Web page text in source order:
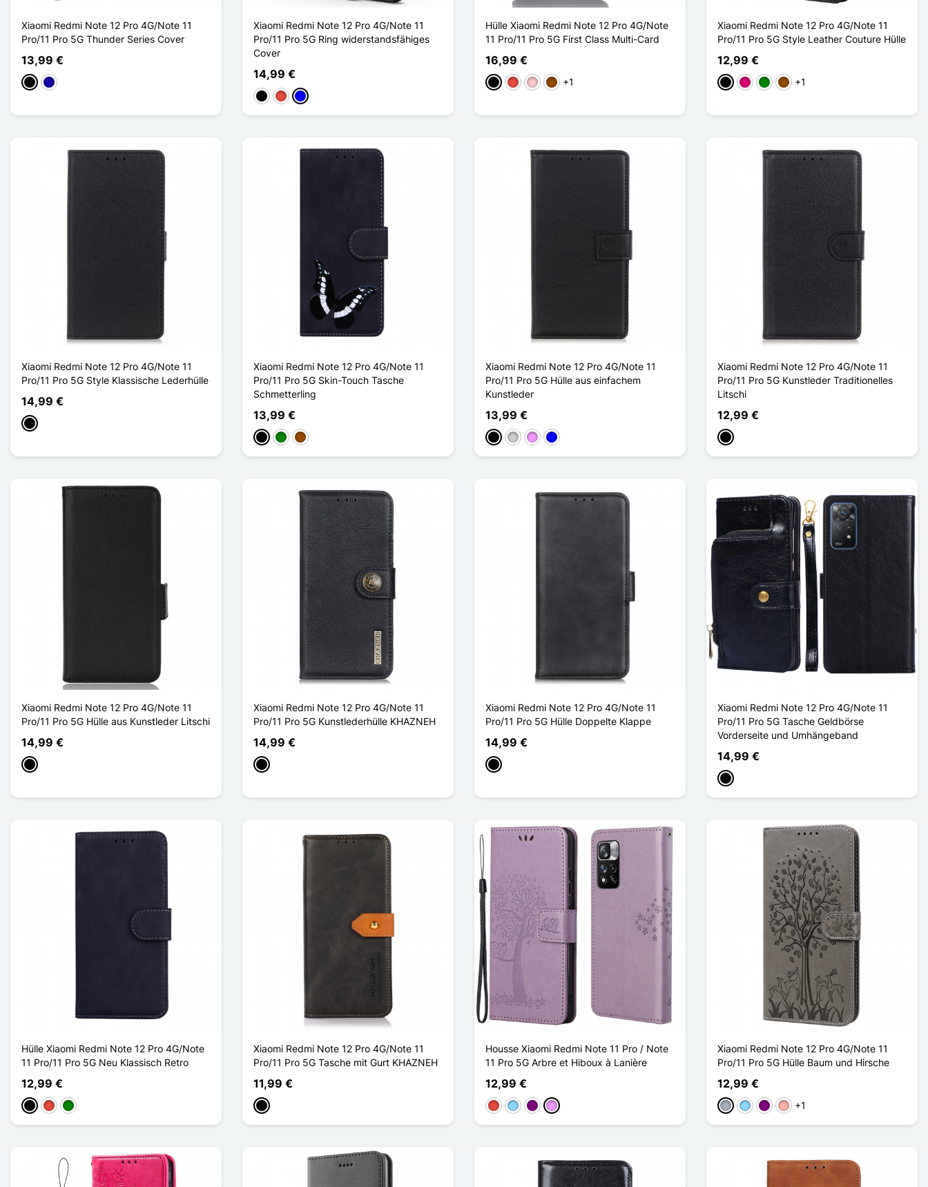
Xiaomi Redmi Note 12 Pro 4G/Note 11
Pro/11 Pro 5G Thunder Series Cover
13,99 €
SchwarzDunkelblau
Xiaomi Redmi Note 12 Pro 4G/Note 11
Pro/11 Pro 5G Ring widerstandsfähiges
Cover
14,99 €
Schwarz
Rot Blau
Hülle Xiaomi Redmi Note 12 Pro 4G/Note
11 Pro/11 Pro 5G First Class Multi-Card
16,99 €
Schwarz
Rot PinkBraun
+1
Xiaomi Redmi Note 12 Pro 4G/Note 11
Pro/11 Pro 5G Style Leather Couture Hülle
12,99 €
SchwarzMagenta
GrünBraun
+1
Xiaomi Redmi Note 12 Pro 4G/Note 11
Pro/11 Pro 5G Style Klassische Lederhülle
14,99 €
Schwarz
Xiaomi Redmi Note 12 Pro 4G/Note 11
Pro/11 Pro 5G Skin-Touch Tasche
Schmetterling
13,99 €
Schwarz
GrünBraun
Xiaomi Redmi Note 12 Pro 4G/Note 11
Pro/11 Pro 5G Hülle aus einfachem
Kunstleder
13,99 €
Schwarz
SilberHellviolett
Blau
Xiaomi Redmi Note 12 Pro 4G/Note 11
Pro/11 Pro 5G Kunstleder Traditionelles
Litschi
12,99 €
Schwarz
Xiaomi Redmi Note 12 Pro 4G/Note 11
Pro/11 Pro 5G Hülle aus Kunstleder Litschi
14,99 €
Schwarz
Xiaomi Redmi Note 12 Pro 4G/Note 11
Pro/11 Pro 5G Kunstlederhülle KHAZNEH
14,99 €
Schwarz
Xiaomi Redmi Note 12 Pro 4G/Note 11
Pro/11 Pro 5G Hülle Doppelte Klappe
14,99 €
Schwarz
Xiaomi Redmi Note 12 Pro 4G/Note 11
Pro/11 Pro 5G Tasche Geldbörse
Vorderseite und Umhängeband
14,99 €
Schwarz
Hülle Xiaomi Redmi Note 12 Pro 4G/Note
11 Pro/11 Pro 5G Neu Klassisch Retro
12,99 €
Schwarz
Rot Grün
Xiaomi Redmi Note 12 Pro 4G/Note 11
Pro/11 Pro 5G Tasche mit Gurt KHAZNEH
11,99 €
Schwarz
Housse Xiaomi Redmi Note 11 Pro / Note
11 Pro 5G Arbre et Hiboux à Lanière
12,99 €
Rot HellblauViolettHellviolett
Xiaomi Redmi Note 12 Pro 4G/Note 11
Pro/11 Pro 5G Hülle Baum und Hirsche
12,99 €
GrauHellblauViolettRoségold
+1